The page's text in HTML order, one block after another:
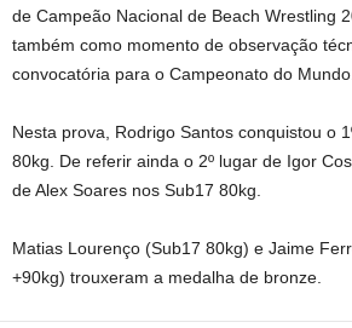
de Campeão Nacional de Beach Wrestling
também como momento de observação
convocatória para o Campeonato do
Nesta prova, Rodrigo Santos conquistou o
80kg. De referir ainda o 2º lugar de Igor
de Alex Soares nos Sub17 80kg.
Matias Lourenço (Sub17 80kg) e Jaime
+90kg) trouxeram a medalha de bronze.